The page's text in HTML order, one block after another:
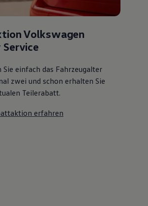
Volkswagen
Service
einfach das Fahrzeugalter
zwei und schon erhalten Sie
Teilerabatt.
erfahren